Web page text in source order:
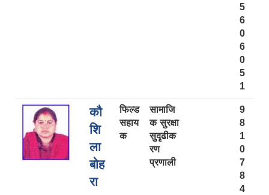
5
6
0
6
0
5
1
कौ
शि
ला
बोह
रा
फिल्ड
सहाय
क
सामाजि
क सुरक्षा
सुदृढीक
रण
प्रणाली
9
8
1
0
7
8
4